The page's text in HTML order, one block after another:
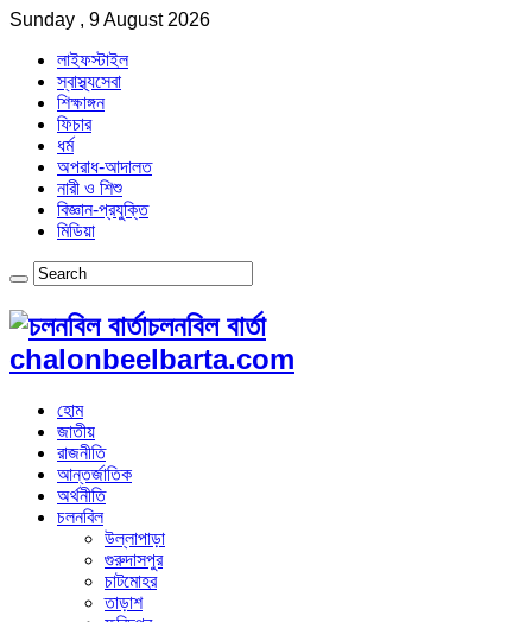
Sunday , 9 August 2026
লাইফস্টাইল
স্বাস্থ্যসেবা
শিক্ষাঙ্গন
ফিচার
ধর্ম
অপরাধ-আদালত
নারী ও শিশু
বিজ্ঞান-প্রযুক্তি
মিডিয়া
চলনবিল বার্তা
chalonbeelbarta.com
হোম
জাতীয়
রাজনীতি
আন্তর্জাতিক
অর্থনীতি
চলনবিল
উল্লাপাড়া
গুরুদাসপুর
চাটমোহর
তাড়াশ